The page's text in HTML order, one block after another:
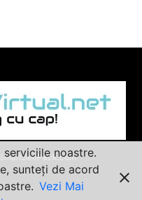
noastre.
sunteți de acord
Vezi Mai